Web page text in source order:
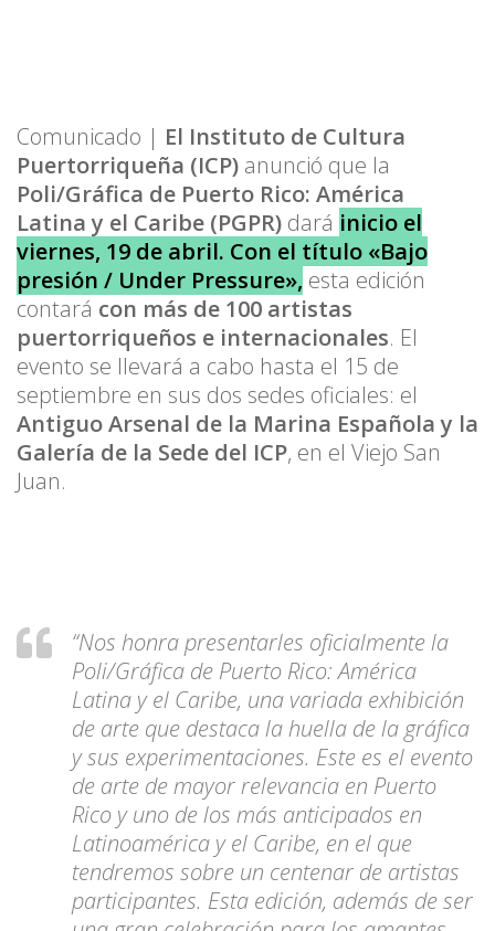
Comunicado | El Instituto de Cultura
Puertorriqueña (ICP) anunció que la
Poli/Gráfica de Puerto Rico: América
Latina y el Caribe (PGPR) dará inicio el
viernes, 19 de abril. Con el título «Bajo
presión / Under Pressure», esta edición
contará con más de 100 artistas
puertorriqueños e internacionales. El
evento se llevará a cabo hasta el 15 de
septiembre en sus dos sedes oficiales: el
Antiguo Arsenal de la Marina Española y la
Galería de la Sede del ICP, en el Viejo San
Juan.
“Nos honra presentarles oficialmente la
Poli/Gráfica de Puerto Rico: América
Latina y el Caribe, una variada exhibición
de arte que destaca la huella de la gráfica
y sus experimentaciones. Este es el evento
de arte de mayor relevancia en Puerto
Rico y uno de los más anticipados en
Latinoamérica y el Caribe, en el que
tendremos sobre un centenar de artistas
participantes. Esta edición, además de ser